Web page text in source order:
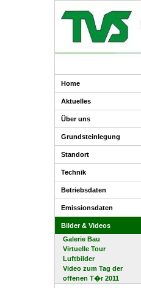
Home
Aktuelles
Über uns
Grundsteinlegung
Standort
Technik
Betriebsdaten
Emissionsdaten
Bilder & Videos
Galerie Bau
Virtuelle Tour
Luftbilder
Video zum Tag der
offenen T�r 2011